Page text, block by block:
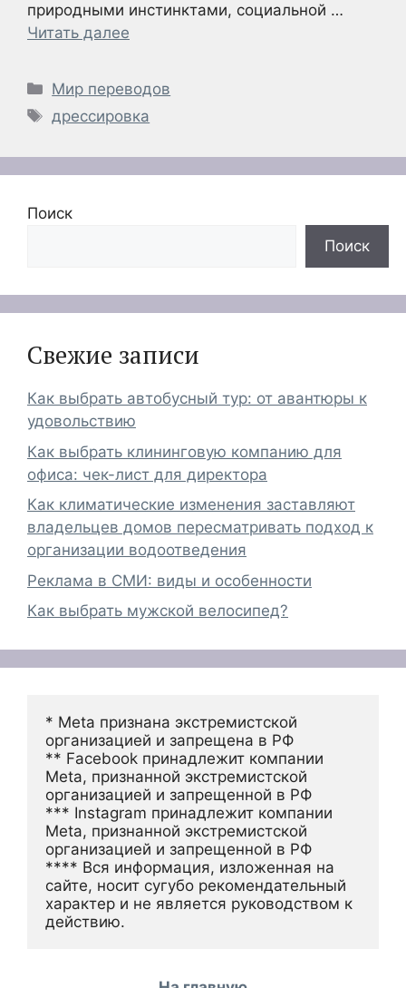
природными инстинктами, социальной …
Читать далее
Рубрики
Мир переводов
Метки
дрессировка
Поиск
Поиск
Свежие записи
Как выбрать автобусный тур: от авантюры к
удовольствию
Как выбрать клининговую компанию для
офиса: чек-лист для директора
Как климатические изменения заставляют
владельцев домов пересматривать подход к
организации водоотведения
Реклама в СМИ: виды и особенности
Как выбрать мужской велосипед?
* Meta признана экстремистской
организацией и запрещена в РФ
** Facebook принадлежит компании
Meta, признанной экстремистской
организацией и запрещенной в РФ
*** Instagram принадлежит компании
Meta, признанной экстремистской
организацией и запрещенной в РФ
**** Вся информация, изложенная на
сайте, носит сугубо рекомендательный
характер и не является руководством к
действию.